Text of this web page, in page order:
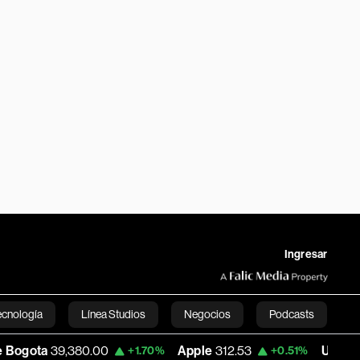
Ingresar
Línea Studios Negocios Podcasts
English
+1.70% Apple 312.53 +0.51% USD COP 3,159.39